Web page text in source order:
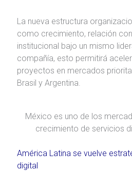
La nueva estructura
como crecimiento, relación
institucional bajo un mismo
compañía, esto permitirá
proyectos en mercados
Brasil y Argentina.
México es uno de los
crecimiento de servicios
América Latina se vuelve
digital